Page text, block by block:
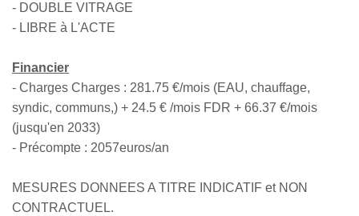
- DOUBLE VITRAGE
- LIBRE à L'ACTE
Financier
- Charges Charges : 281.75 €/mois (EAU, chauffage,
syndic, communs,) + 24.5 € /mois FDR + 66.37 €/mois
(jusqu'en 2033)
- Précompte : 2057euros/an
MESURES DONNEES A TITRE INDICATIF et NON
CONTRACTUEL.